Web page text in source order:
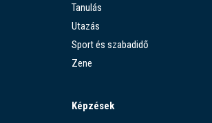
Tanulás
Utazás
Sport és szabadidő
Zene
Képzések